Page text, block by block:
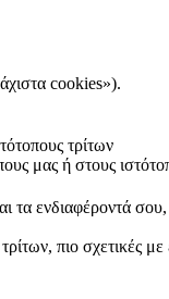
cookies»).
τρίτων
μας ή στους
τα ενδιαφέροντά
πιο σχετικές